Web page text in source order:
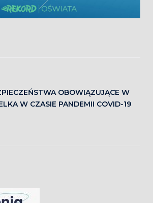
OBOWIĄZUJĄCE W
W CZASIE PANDEMII COVID-19